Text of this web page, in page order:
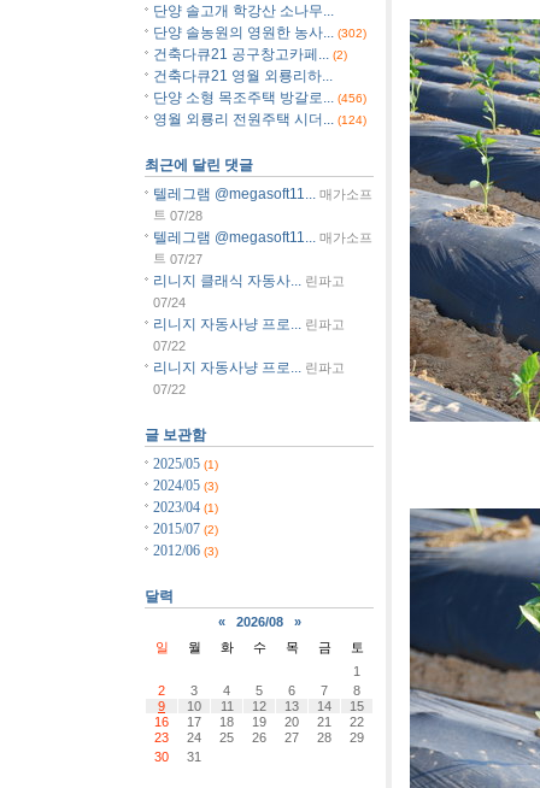
단양 솔고개 학강산 소나무...
단양 솔농원의 영원한 농사...
(302)
건축다큐21 공구창고카페... (2)
건축다큐21 영월 외룡리하...
단양 소형 목조주택 방갈로...
(456)
영월 외룡리 전원주택 시더... (124)
최근에 달린 댓글
텔레그램 @megasoft11...
매가소프
트 07/28
텔레그램 @megasoft11... 매가소프
트 07/27
리니지 클래식 자동사...
린파고
07/24
리니지 자동사냥 프로...
린파고
07/22
리니지 자동사냥 프로...
린파고
07/22
글 보관함
2025/05 (1)
2024/05 (3)
2023/04 (1)
2015/07 (2)
2012/06 (3)
달력
« 2026/08
»
일
월 화 수 목 금
토
1
2
3 4 5 6 7
8
9
10 11 12 13 14
15
16
17 18 19 20 21
22
23
24 25 26 27 28
29
30
31